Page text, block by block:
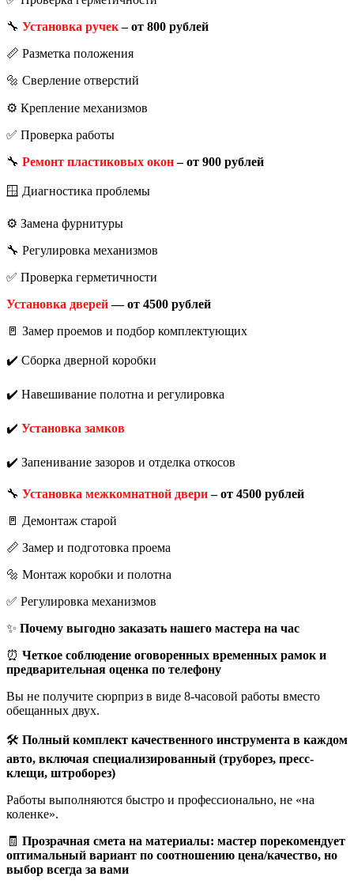
🔧 Установка ручек– от 800 рублей
📏 Разметка положения
🔩 Сверление отверстий
⚙️ Крепление механизмов
✅ Проверка работы
🔧 Ремонт пластиковых окон– от 900 рублей
🪟 Диагностика проблемы
⚙️ Замена фурнитуры
🔧 Регулировка механизмов
✅ Проверка герметичности
Установка дверей— от 4500 рублей
🚪 Замер проемов и подбор комплектующих
✔️ Сборка дверной коробки
✔️ Навешивание полотна и регулировка
✔️ Установка замков
✔️ Запенивание зазоров и отделка откосов
🔧 Установка межкомнатной двери– от 4500 рублей
🚪 Демонтаж старой
📏 Замер и подготовка проема
🔩 Монтаж коробки и полотна
✅ Регулировка механизмов
✨ Почему выгодно заказать нашего мастера на час
⏰ Четкое соблюдение оговоренных временных рамок и
предварительная оценка по телефону
Вы не получите сюрприз в виде 8-часовой работы вместо
обещанных двух.
🛠️ Полный комплект качественного инструмента в каждом
авто, включая специализированный (труборез, пресс-
клещи, штроборез)
Работы выполняются быстро и профессионально, не «на
коленке».
🧾 Прозрачная смета на материалы: мастер порекомендует
оптимальный вариант по соотношению цена/качество, но
выбор всегда за вами